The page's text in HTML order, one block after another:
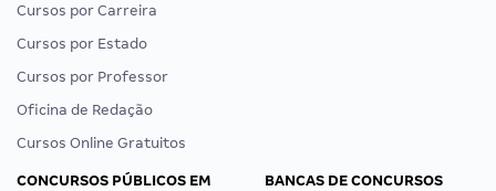
Cursos por Carreira
Cursos por Estado
Cursos por Professor
Oficina de Redação
Cursos Online Gratuitos
CONCURSOS PÚBLICOS EM
BANCAS DE CONCURSOS